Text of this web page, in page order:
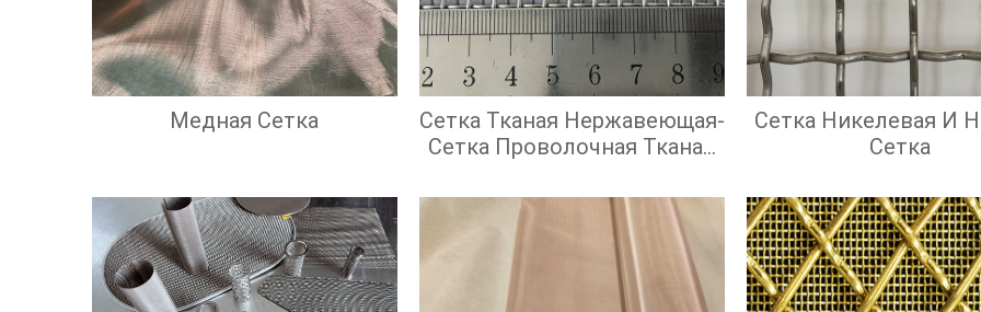
Медная Сетка
Сетка Тканая Нержавеющая-
Сетка Проволочная Тканая
Сетка Никелевая И
Сетка